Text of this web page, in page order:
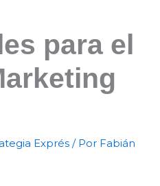
para el
Exprés / Por Fabián